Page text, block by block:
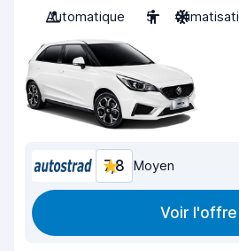
Automatique
5
7,8 Moyen
Voir l'offre